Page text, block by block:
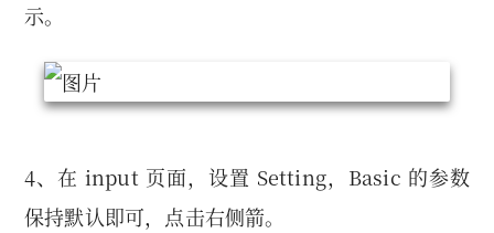
示。
4、在 input ⻚面，设置 Setting，Basic 的参数
保持默认即可，点击右侧箭。